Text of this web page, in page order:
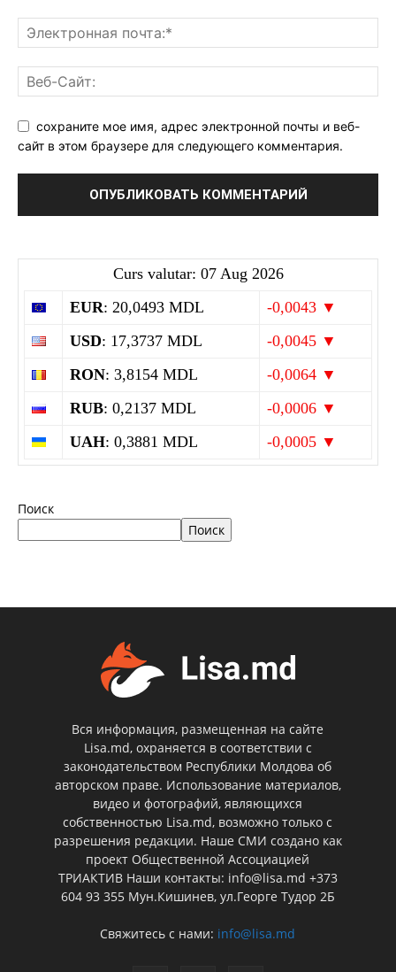
сохраните мое имя, адрес электронной почты и веб-
сайт в этом браузере для следующего комментария.
Curs valutar: 07 Aug 2026
EUR: 20,0493 MDL
-0,0043 ▼
USD: 17,3737 MDL
-0,0045 ▼
RON: 3,8154 MDL
-0,0064 ▼
RUB: 0,2137 MDL
-0,0006 ▼
UAH: 0,3881 MDL -0,0005 ▼
Поиск
Поиск
Вся информация, размещенная на сайте
Lisa.md, охраняется в соответствии с
законодательством Республики Молдова об
авторском праве. Использование материалов,
видео и фотографий, являющихся
собственностью Lisa.md, возможно только с
разрешения редакции. Наше СМИ создано как
проект Общественной Ассоциацией
ТРИАКТИВ Наши контакты: info@lisa.md +373
604 93 355 Мун.Кишинев, ул.Георге Тудор 2Б
Свяжитесь с нами: info@lisa.md